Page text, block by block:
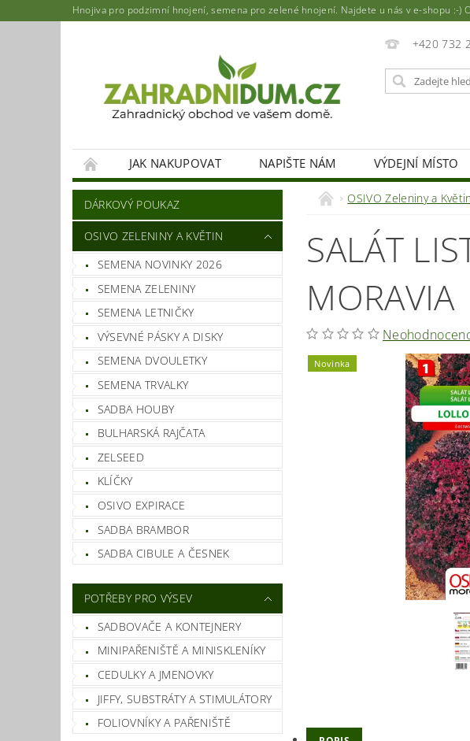
Hnojiva pro podzimní hnojení, semena pro zelené hnojení. Najdete u nás v e-shopu :-)
+420 732
JAK NAKUPOVAT NAPIŠTE NÁM VÝDEJNÍ MÍSTO
DÁRKOVÝ POUKAZ
OSIVO ZELENINY A KVĚTIN
SEMENA NOVINKY 2026
SEMENA ZELENINY
SEMENA LETNIČKY
VÝSEVNÉ PÁSKY A DISKY
SEMENA DVOULETKY
SEMENA TRVALKY
SADBA HOUBY
BULHARSKÁ RAJČATA
ZELSEED
KLÍČKY
OSIVO EXPIRACE
SADBA BRAMBOR
SADBA CIBULE A ČESNEK
POTŘEBY PRO VÝSEV
SADBOVAČE A KONTEJNERY
MINIPAŘENIŠTĚ A MINISKLENÍKY
CEDULKY A JMENOVKY
JIFFY, SUBSTRÁTY A STIMULÁTORY
FOLIOVNÍKY A PAŘENIŠTĚ
OSIVO Zeleniny a
SALÁT
MORAVIA
Novinka